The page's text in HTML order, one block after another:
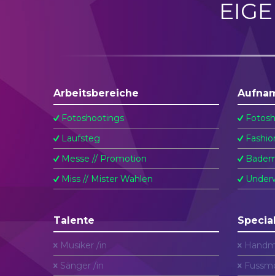
Arbeitsbereiche
Fotoshootings
Laufsteg
Messe // Promotion
Miss // Mister Wahlen
Talente
Musiker /in
Sänger /in